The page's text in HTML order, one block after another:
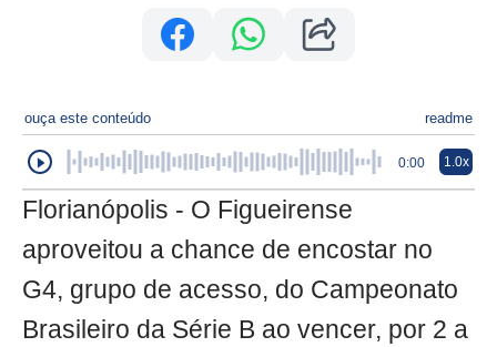
ouça este conteúdo readme
0:00 1.0x
Florianópolis - O Figueirense
aproveitou a chance de encostar no
G4, grupo de acesso, do Campeonato
Brasileiro da Série B ao vencer, por 2 a